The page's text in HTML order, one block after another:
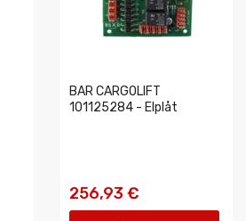
BAR CARGOLIFT
101125284 - Elplåt
256,93 €